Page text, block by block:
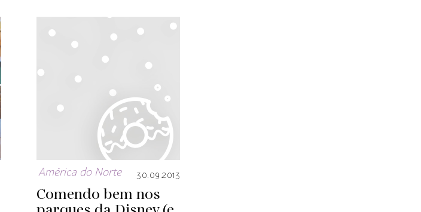
América do Norte 30.09.2013
Comendo bem nos